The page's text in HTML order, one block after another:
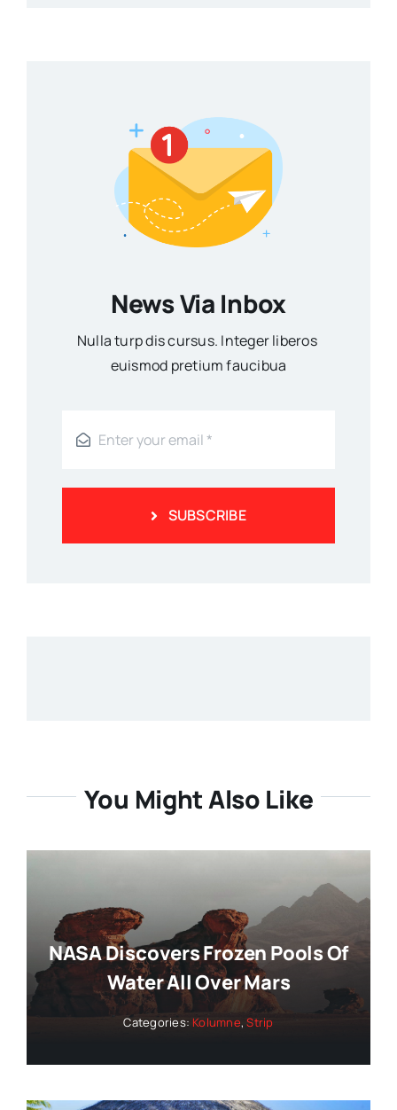
News Via Inbox
Nulla turp dis cursus. Integer liberos
euismod pretium faucibua
SUBSCRIBE
You Might Also Like
NASA Discovers Frozen Pools Of
Water All Over Mars
Categories:Kolumne,Strip